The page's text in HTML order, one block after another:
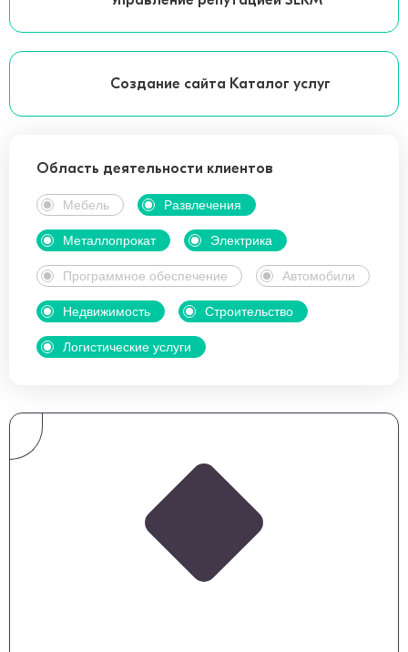
Создание сайта Каталог услуг
Область деятельности клиентов
Мебель Развлечения
Металлопрокат Электрика
Программное обеспечение Автомобили
Недвижимость Строительство
Логистические услуги